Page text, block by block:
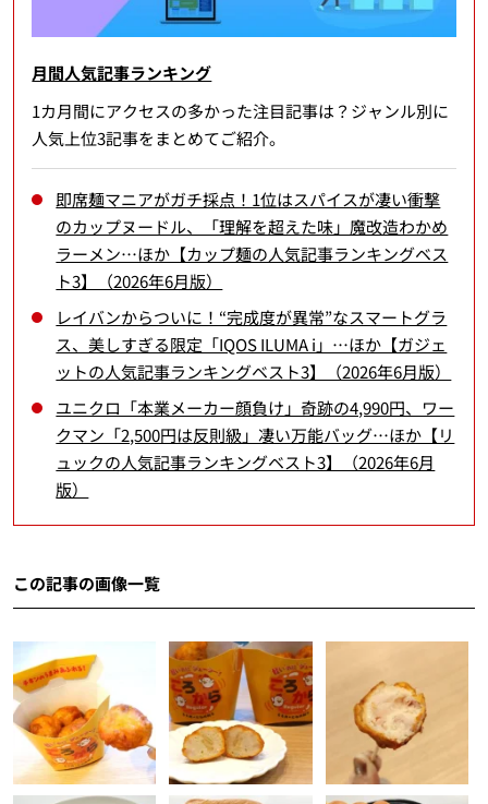
月間人気記事ランキング
1カ月間にアクセスの多かった注目記事は？ジャンル別に
人気上位3記事をまとめてご紹介。
即席麺マニアがガチ採点！1位はスパイスが凄い衝撃
のカップヌードル、「理解を超えた味」魔改造わかめ
ラーメン…ほか【カップ麺の人気記事ランキングベス
ト3】（2026年6月版）
レイバンからついに！“完成度が異常”なスマートグラ
ス、美しすぎる限定「IQOS ILUMA i」…ほか【ガジェ
ットの人気記事ランキングベスト3】（2026年6月版）
ユニクロ「本業メーカー顔負け」奇跡の4,990円、ワー
クマン「2,500円は反則級」凄い万能バッグ…ほか【リ
ュックの人気記事ランキングベスト3】（2026年6月
版）
この記事の画像一覧